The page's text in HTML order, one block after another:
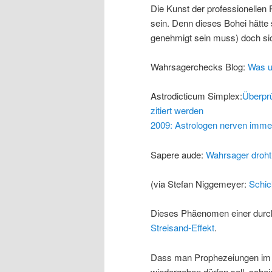
Die Kunst der
sein. Denn dieses Bohei
genehmigt sein muss) doch
Wahrsagerchecks Blog: Was
Astrodicticum Simplex:
zitiert werden
2009: Astrologen nerven
Sapere aude: Wahrsager
(via Stefan Niggemeyer:
Dieses Phäenomen einer
Streisand-Effekt.
Dass man Prophezeiungen